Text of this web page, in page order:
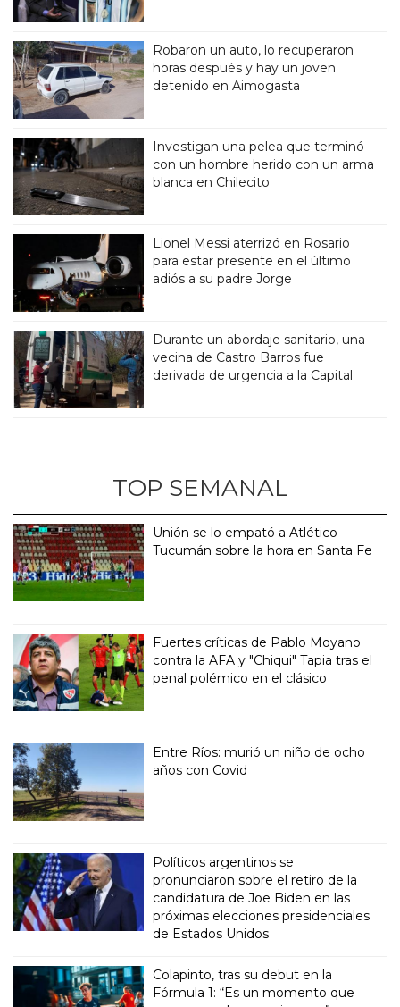
Robaron un auto, lo recuperaron
horas después y hay un joven
detenido en Aimogasta
Investigan una pelea que terminó
con un hombre herido con un arma
blanca en Chilecito
Lionel Messi aterrizó en Rosario
para estar presente en el último
adiós a su padre Jorge
Durante un abordaje sanitario, una
vecina de Castro Barros fue
derivada de urgencia a la Capital
TOP SEMANAL
Unión se lo empató a Atlético
Tucumán sobre la hora en Santa Fe
Fuertes críticas de Pablo Moyano
contra la AFA y "Chiqui" Tapia tras el
penal polémico en el clásico
Entre Ríos: murió un niño de ocho
años con Covid
Políticos argentinos se
pronunciaron sobre el retiro de la
candidatura de Joe Biden en las
próximas elecciones presidenciales
de Estados Unidos
Colapinto, tras su debut en la
Fórmula 1: “Es un momento que